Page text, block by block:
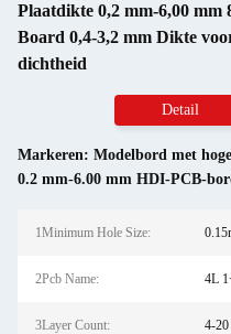
Plaatdikte 0,2 mm-6,00
Board 0,4-3,2 mm Dikte
dichtheid
Detail
Markeren: Modelbord met
0.2 mm-6.00 mm HDI-PCB-
1Minimum Hole Size:
2Pcb Name: 4L
3Layer Count: 4-20